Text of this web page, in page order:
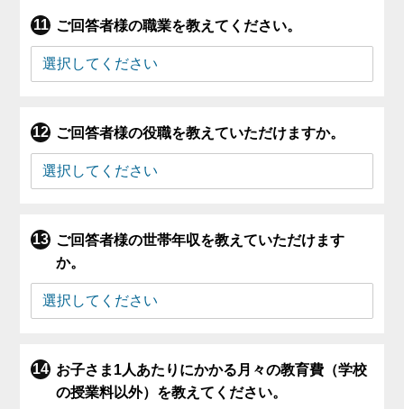
ご回答者様の職業を教えてください。
ご回答者様の役職を教えていただけますか。
ご回答者様の世帯年収を教えていただけます
か。
お子さま1人あたりにかかる月々の教育費（学校
の授業料以外）を教えてください。